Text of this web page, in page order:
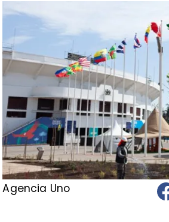
Agencia Uno